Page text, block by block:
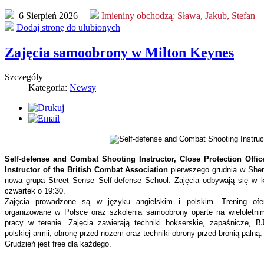
6 Sierpień 2026 Imieniny obchodzą: Sława, Jakub, Stefan
Dodaj stronę do ulubionych
Zajęcia samoobrony w Milton Keynes
Szczegóły
Kategoria: Newsy
Self-defense and Combat Shooting Instructor, Close Protection
Instructor of the British Combat Association pierwszego grudnia w
nowa grupa Street Sense Self-defense School. Zajęcia odbywają się
czwartek o 19:30.
Zajęcia prowadzone są w języku angielskim i polskim. Trening
organizowane w Polsce oraz szkolenia samoobrony oparte na
pracy w terenie. Zajęcia zawierają techniki bokserskie, zapaśnicze,
polskiej armii, obronę przed nożem oraz techniki obrony przed bronią
Grudzień jest free dla każdego.